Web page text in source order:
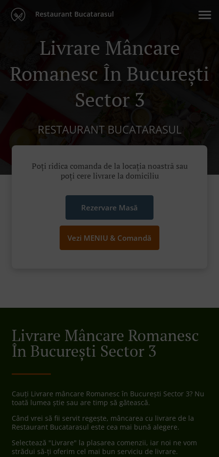
Restaurant Bucatarasul
Livrare Mâncare
Romanesc În București
Sector 3
RESTAURANT BUCATARASUL
Poți ridica comanda de la locația noastră sau
poți cere livrare la domiciliu
Rezervare Masă
Vezi MENIU & Comandă
Livrare Mâncare Romanesc
În București Sector 3
Cauți Livrare mâncare Romanesc în București Sector 3? Nu
toată lumea știe sau are timp să gătească.
Când vrei să fii servit regește, mâncarea cu livrare de la
Restaurant Bucatarasul este cea mai bună alegere.
Selectează "Livrare" la plasarea comenzii, iar noi ne vom
strădui să-ți oferim cel mai bun serviciu de livrare.